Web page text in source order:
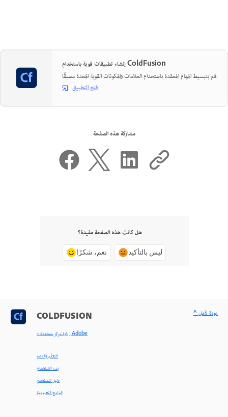
إنشاء تطبيقات قوية باستخدام ColdFusion
قم بتبسيط المهام المعقدة باستخدام العلامات والمكونات القوية المعدة مسبقًا.
فتح التطبيق
مشاركة هذه الصفحة
هل كانت هذه الصفحة مفيدة؟
نعم، شكرًا ليس بالتأكيد
COLDFUSION
< زيارة مركز مساعدة Adobe
التعلّم والدعم
بدء الاستخدام
دليل المستخدم
البرامج التعليمية
^ عودة لأعلى